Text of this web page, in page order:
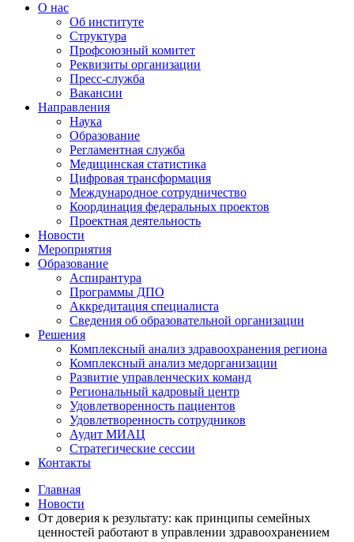
О нас
Об институте
Структура
Профсоюзный комитет
Реквизиты организации
Пресс-служба
Вакансии
Направления
Наука
Образование
Регламентная служба
Медицинская статистика
Цифровая трансформация
Международное сотрудничество
Координация федеральных проектов
Проектная деятельность
Новости
Мероприятия
Образование
Аспирантура
Программы ДПО
Аккредитация специалиста
Сведения об образовательной организации
Решения
Комплексный анализ здравоохранения региона
Комплексный анализ медорганизации
Развитие управленческих команд
Региональный кадровый центр
Удовлетворенность пациентов
Удовлетворенность сотрудников
Аудит МИАЦ
Стратегические сессии
Контакты
Главная
Новости
От доверия к результату: как принципы семейных
ценностей работают в управлении здравоохранением